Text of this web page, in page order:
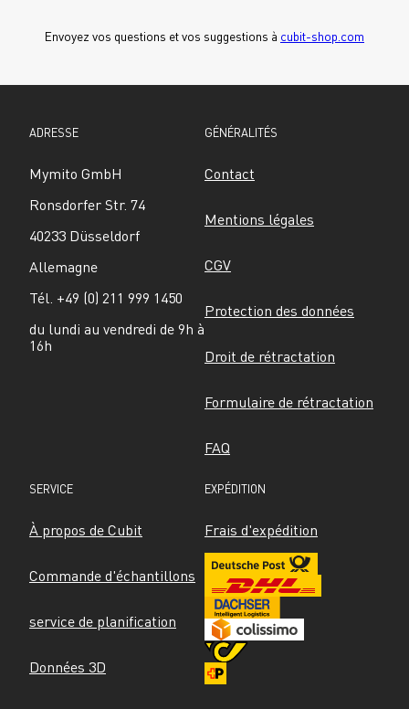
Envoyez vos questions et vos suggestions à cubit-shop.com
ADRESSE
Mymito GmbH
Ronsdorfer Str. 74
40233 Düsseldorf
Allemagne
Tél. +49 (0) 211 999 1450
du lundi au vendredi de 9h à
16h
GÉNÉRALITÉS
Contact
Mentions légales
CGV
Protection des données
Droit de rétractation
Formulaire de rétractation
FAQ
SERVICE
À propos de Cubit
Commande d'échantillons
service de planification
Données 3D
EXPÉDITION
Frais d'expédition